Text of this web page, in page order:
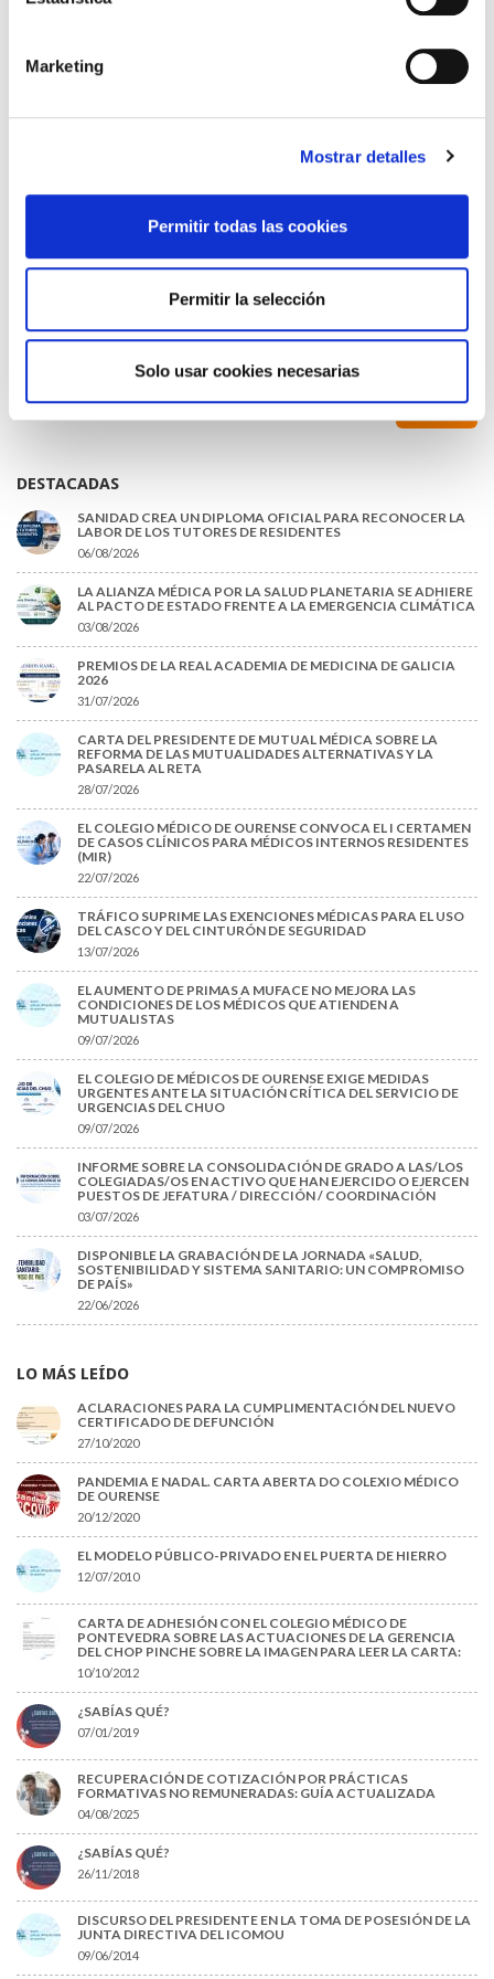
Marketing
Mostrar detalles
Permitir todas las cookies
Permitir la selección
Solo usar cookies necesarias
Política de privacidad*
DESTACADAS
SANIDAD CREA UN DIPLOMA OFICIAL PARA RECONOCER LA
LABOR DE LOS TUTORES DE RESIDENTES
06/08/2026
LA ALIANZA MÉDICA POR LA SALUD PLANETARIA SE ADHIERE
AL PACTO DE ESTADO FRENTE A LA EMERGENCIA CLIMÁTICA
03/08/2026
PREMIOS DE LA REAL ACADEMIA DE MEDICINA DE GALICIA
2026
31/07/2026
CARTA DEL PRESIDENTE DE MUTUAL MÉDICA SOBRE LA
REFORMA DE LAS MUTUALIDADES ALTERNATIVAS Y LA
PASARELA AL RETA
28/07/2026
EL COLEGIO MÉDICO DE OURENSE CONVOCA EL I CERTAMEN
DE CASOS CLÍNICOS PARA MÉDICOS INTERNOS RESIDENTES
(MIR)
22/07/2026
TRÁFICO SUPRIME LAS EXENCIONES MÉDICAS PARA EL USO
DEL CASCO Y DEL CINTURÓN DE SEGURIDAD
13/07/2026
EL AUMENTO DE PRIMAS A MUFACE NO MEJORA LAS
CONDICIONES DE LOS MÉDICOS QUE ATIENDEN A
MUTUALISTAS
09/07/2026
EL COLEGIO DE MÉDICOS DE OURENSE EXIGE MEDIDAS
URGENTES ANTE LA SITUACIÓN CRÍTICA DEL SERVICIO DE
URGENCIAS DEL CHUO
09/07/2026
INFORME SOBRE LA CONSOLIDACIÓN DE GRADO A LAS/LOS
COLEGIADAS/OS EN ACTIVO QUE HAN EJERCIDO O EJERCEN
PUESTOS DE JEFATURA / DIRECCIÓN / COORDINACIÓN
03/07/2026
DISPONIBLE LA GRABACIÓN DE LA JORNADA «SALUD,
SOSTENIBILIDAD Y SISTEMA SANITARIO: UN COMPROMISO
DE PAÍS»
22/06/2026
LO MÁS LEÍDO
ACLARACIONES PARA LA CUMPLIMENTACIÓN DEL NUEVO
CERTIFICADO DE DEFUNCIÓN
27/10/2020
PANDEMIA E NADAL. CARTA ABERTA DO COLEXIO MÉDICO
DE OURENSE
20/12/2020
EL MODELO PÚBLICO-PRIVADO EN EL PUERTA DE HIERRO
12/07/2010
CARTA DE ADHESIÓN CON EL COLEGIO MÉDICO DE
PONTEVEDRA SOBRE LAS ACTUACIONES DE LA GERENCIA
DEL CHOP PINCHE SOBRE LA IMAGEN PARA LEER LA CARTA:
10/10/2012
¿SABÍAS QUÉ?
07/01/2019
RECUPERACIÓN DE COTIZACIÓN POR PRÁCTICAS
FORMATIVAS NO REMUNERADAS: GUÍA ACTUALIZADA
04/08/2025
¿SABÍAS QUÉ?
26/11/2018
DISCURSO DEL PRESIDENTE EN LA TOMA DE POSESIÓN DE LA
JUNTA DIRECTIVA DEL ICOMOU
09/06/2014